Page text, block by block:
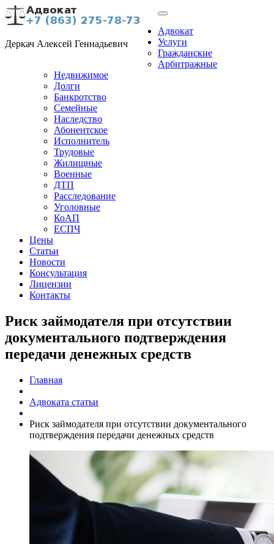
Деркач Алексей Геннадьевич
Адвокат
Услуги
Гражданские
Арбитражные
Недвижимое
Долги
Банкротство
Семейные
Наследство
Абонентское
Исполнитель
Трудовые
Жилищные
Военные
ДТП
Расследование
Уголовные
КоАП
ЕСПЧ
Цены
Статьи
Новости
Консультация
Лицензии
Контакты
Риск займодателя при отсутствии
документального подтверждения
передачи денежных средств
Главная
Адвоката статьи
Риск займодателя при отсутствии документального
подтверждения передачи денежных средств